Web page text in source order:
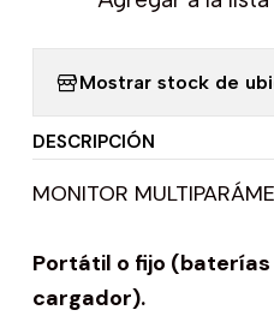
Mostrar stock de
DESCRIPCIÓN
MONITOR
Portátil o fijo
cargador).